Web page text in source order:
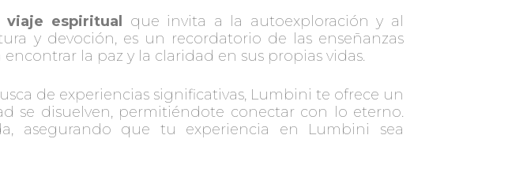
viaje espiritual que invita a la autoexploración y al
y devoción, es un recordatorio de las enseñanzas
la paz y la claridad en sus propias vidas.
de experiencias significativas, Lumbini te ofrece un
se disuelven, permitiéndote conectar con lo eterno.
asegurando que tu experiencia en Lumbini sea